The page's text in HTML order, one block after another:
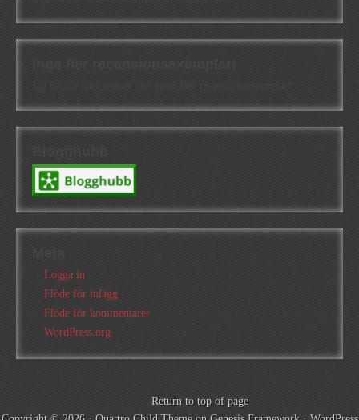
Inga fler recensionsexemplar!
Blogghubb
Logga in
Flöde för inlägg
Flöde för kommentarer
WordPress.org
Return to top of page